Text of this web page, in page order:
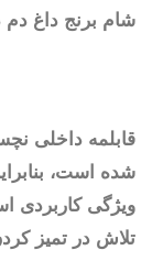
شام برنج داغ
قابلمه داخلی
شده است،
ویژگی کاربردی
تلاش در تمیز